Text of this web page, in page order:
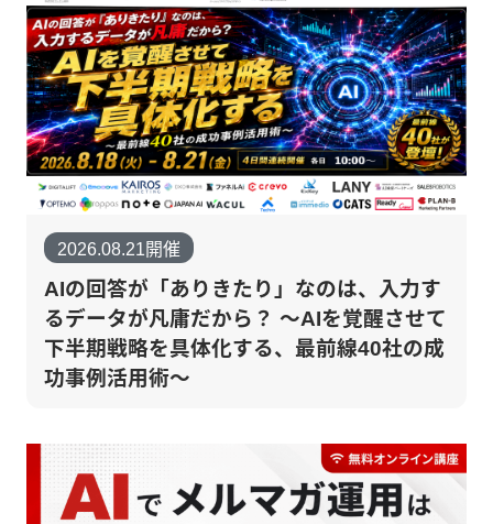
2026.08.21開催
AIの回答が「ありきたり」なのは、入力す
るデータが凡庸だから？ 〜AIを覚醒させて
下半期戦略を具体化する、最前線40社の成
功事例活用術〜